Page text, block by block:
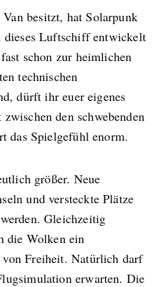
besitzt, hat Solarpunk
Luftschiff entwickelt
schon zur heimlichen
technischen
dürft ihr euer eigenes
den schwebenden
das Spielgefühl enorm.
größer. Neue
und versteckte Plätze
Gleichzeitig
die Wolken ein
von Freiheit. Natürlich darf
erwarten. Die